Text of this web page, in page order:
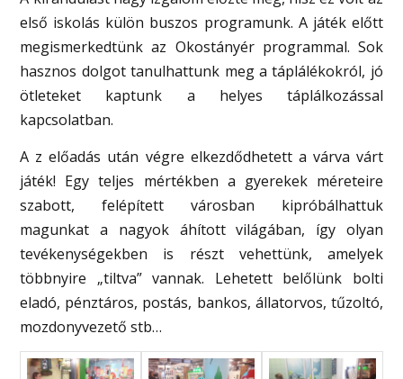
első iskolás külön buszos programunk. A játék előtt
megismerkedtünk az Okostányér programmal. Sok
hasznos dolgot tanulhattunk meg a táplálékokról, jó
ötleteket kaptunk a helyes táplálkozással
kapcsolatban.
A z előadás után végre elkezdődhetett a várva várt
játék! Egy teljes mértékben a gyerekek méreteire
szabott, felépített városban kipróbálhattuk
magunkat a nagyok áhított világában, így olyan
tevékenységekben is részt vehettünk, amelyek
többnyire „tiltva” vannak. Lehetett belőlünk bolti
eladó, pénztáros, postás, bankos, állatorvos, tűzoltó,
mozdonyvezető stb…